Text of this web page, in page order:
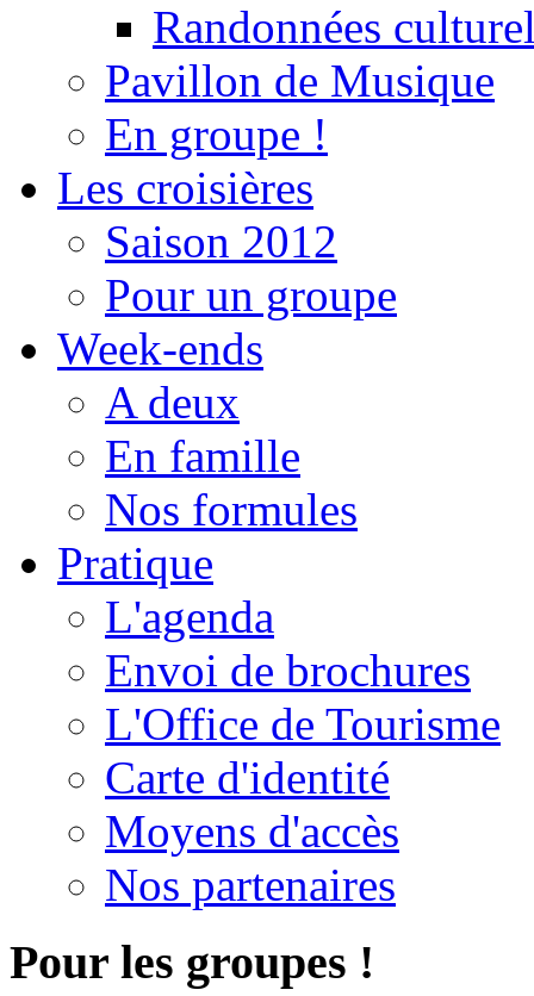
Randonnées
Pavillon de Musique
En groupe !
Les croisières
Saison 2012
Pour un groupe
Week-ends
A deux
En famille
Nos formules
Pratique
L'agenda
Envoi de brochures
L'Office de Tourisme
Carte d'identité
Moyens d'accès
Nos partenaires
Pour les groupes !